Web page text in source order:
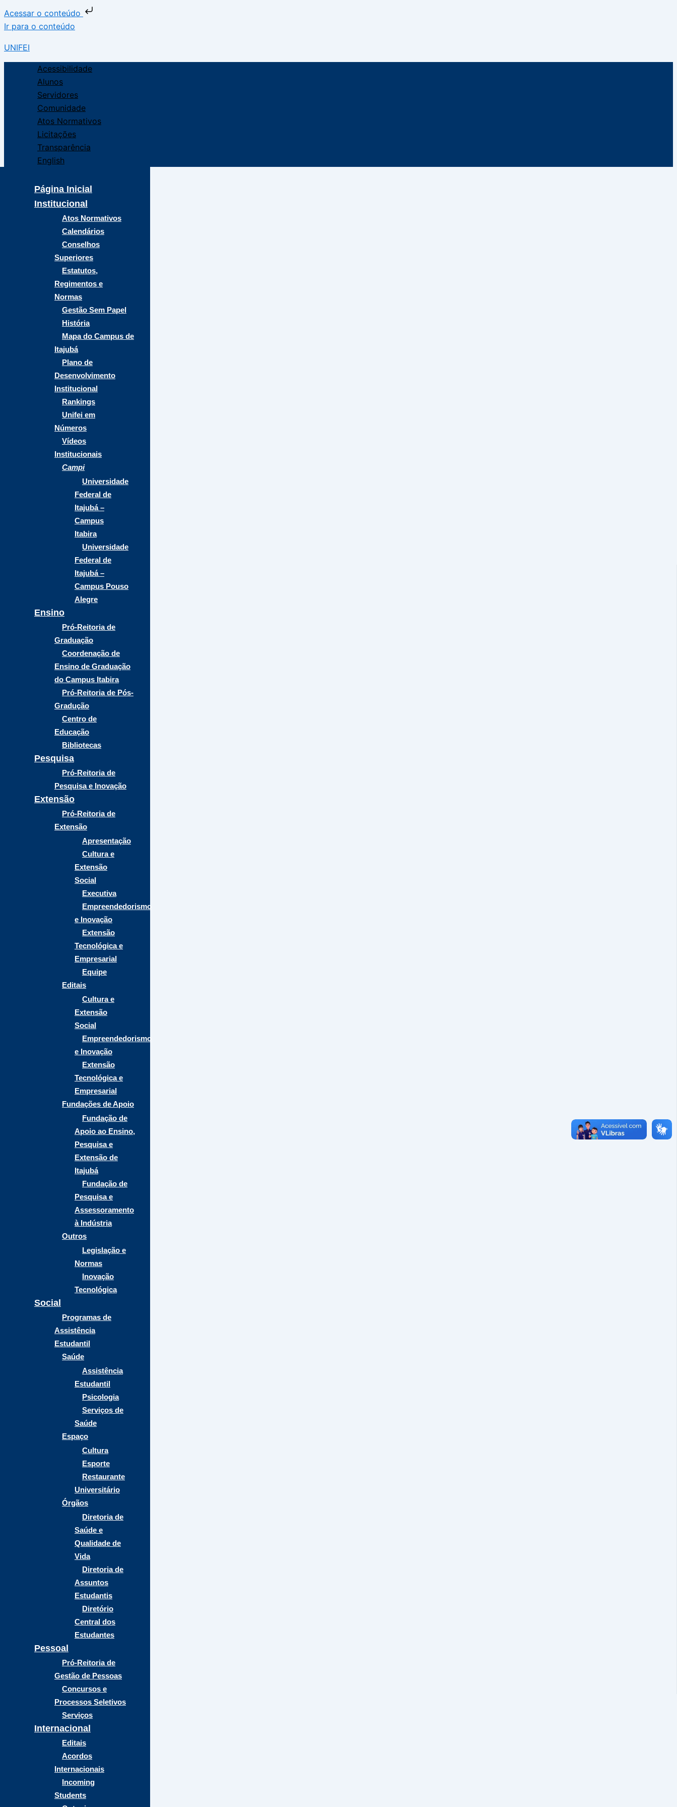
Acessar o conteúdo
Ir para o conteúdo
UNIFEI
Acessibilidade
Alunos
Servidores
Comunidade
Atos Normativos
Licitações
Transparência
English
Página Inicial
Institucional
Atos Normativos
Calendários
Conselhos
Superiores
Estatutos,
Regimentos e
Normas
Gestão Sem Papel
História
Mapa do Campus de
Itajubá
Plano de
Desenvolvimento
Institucional
Rankings
Unifei em
Números
Vídeos
Institucionais
Campi
Universidade
Federal de
Itajubá –
Campus
Itabira
Universidade
Federal de
Itajubá –
Campus Pouso
Alegre
Ensino
Pró-Reitoria de
Graduação
Coordenação de
Ensino de Graduação
do Campus Itabira
Pró-Reitoria de Pós-
Gradução
Centro de
Educação
Bibliotecas
Pesquisa
Pró-Reitoria de
Pesquisa e Inovação
Extensão
Pró-Reitoria de
Extensão
Apresentação
Cultura e
Extensão
Social
Executiva
Empreendedorismo
e Inovação
Extensão
Tecnológica e
Empresarial
Equipe
Editais
Cultura e
Extensão
Social
Empreendedorismo
e Inovação
Extensão
Tecnológica e
Empresarial
Fundações de Apoio
Fundação de
Apoio ao Ensino,
Pesquisa e
Extensão de
Itajubá
Fundação de
Pesquisa e
Assessoramento
à Indústria
Outros
Legislação e
Normas
Inovação
Tecnológica
Social
Programas de
Assistência
Estudantil
Saúde
Assistência
Estudantil
Psicologia
Serviços de
Saúde
Espaço
Cultura
Esporte
Restaurante
Universitário
Órgãos
Diretoria de
Saúde e
Qualidade de
Vida
Diretoria de
Assuntos
Estudantis
Diretório
Central dos
Estudantes
Pessoal
Pró-Reitoria de
Gestão de Pessoas
Concursos e
Processos Seletivos
Serviços
Internacional
Editais
Acordos
Internacionais
Incoming
Students